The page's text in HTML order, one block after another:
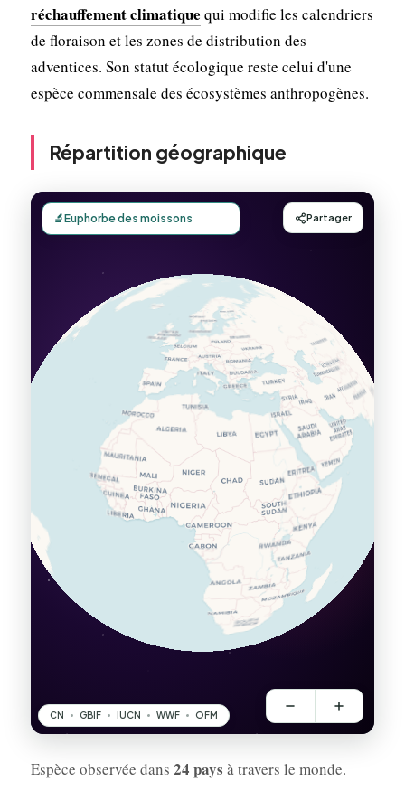
réchauffement climatique qui modifie les calendriers
de floraison et les zones de distribution des
adventices. Son statut écologique reste celui d'une
espèce commensale des écosystèmes anthropogènes.
Répartition géographique
Espèce observée dans 24 pays à travers le monde.